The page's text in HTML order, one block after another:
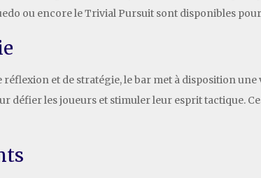
ou encore le Trivial Pursuit sont disponibles
réflexion et de stratégie, le bar met à disposition
défier les joueurs et stimuler leur esprit tactique.